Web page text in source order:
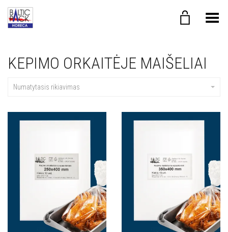
Toggle Menu
KEPIMO ORKAITĖJE MAIŠELIAI
Numatytasis rikiavimas